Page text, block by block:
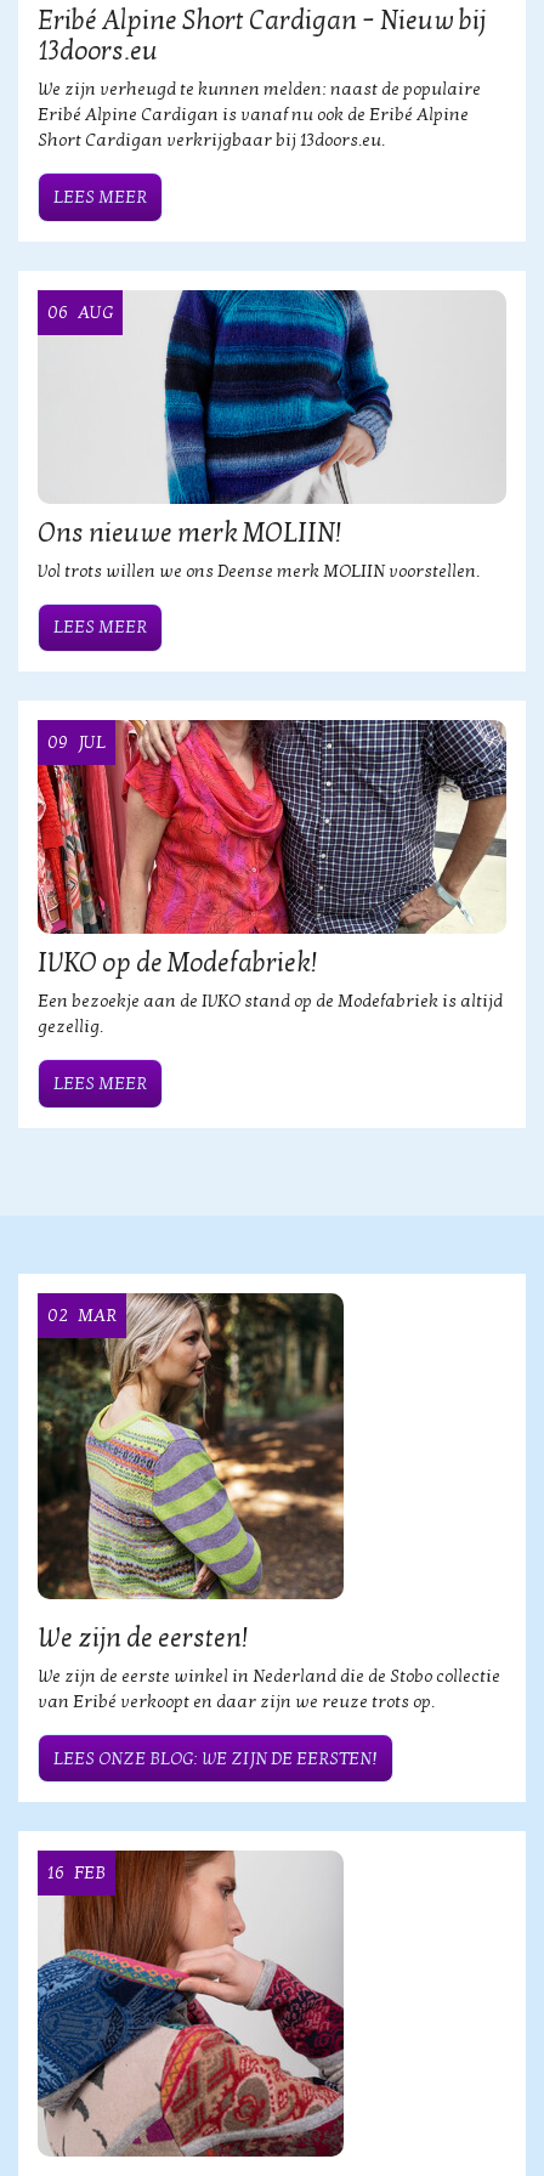
Eribé Alpine Short Cardigan – Nieuw bij
13doors.eu
We zijn verheugd te kunnen melden: naast de populaire
Eribé Alpine Cardigan is vanaf nu ook de Eribé Alpine
Short Cardigan verkrijgbaar bij 13doors.eu.
LEES MEER
06 AUG
Ons nieuwe merk MOLIIN!
Vol trots willen we ons Deense merk MOLIIN voorstellen.
LEES MEER
09 JUL
IVKO op de Modefabriek!
Een bezoekje aan de IVKO stand op de Modefabriek is altijd
gezellig.
LEES MEER
02 MAR
We zijn de eersten!
We zijn de eerste winkel in Nederland die de Stobo collectie
van Eribé verkoopt en daar zijn we reuze trots op.
LEES ONZE BLOG: WE ZIJN DE EERSTEN!
16 FEB